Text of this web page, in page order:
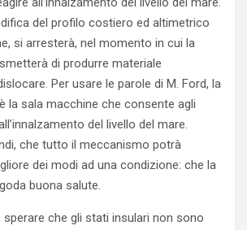
del profilo costiero ed altimetrico
si arresterà, nel momento in cui la
di produrre materiale
Per usare le parole di M. Ford, la
la sala macchine che consente agli
del livello del mare.
che tutto il meccanismo potrà
dei modi ad una condizione: che la
buona salute.
sperare che gli stati insulari non sono